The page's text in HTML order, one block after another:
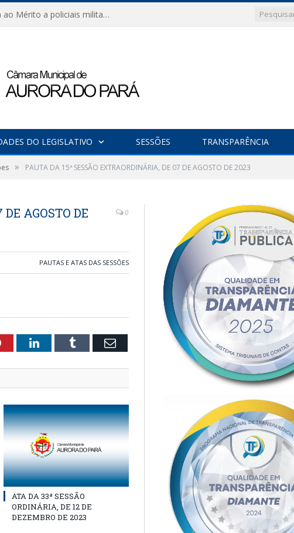
Câmara de Aurora do Pará presta Honra ao Mérito a policiais militares em sessão marcada por reconhecimento e emoção
DO LEGISLATIVO SESSÕES TRANSPARÊNCIA
» PAUTA DA 15ª SESSÃO EXTRAORDINÁRIA, DE 07 DE AGOSTO DE 2023
AGOSTO DE
0
PAUTAS E ATAS DAS SESSÕES
PinterestLinkedInTumblr Email
ATA DA 33ª SESSÃO
ORDINÁRIA, DE 12 DE
DEZEMBRO DE 2023